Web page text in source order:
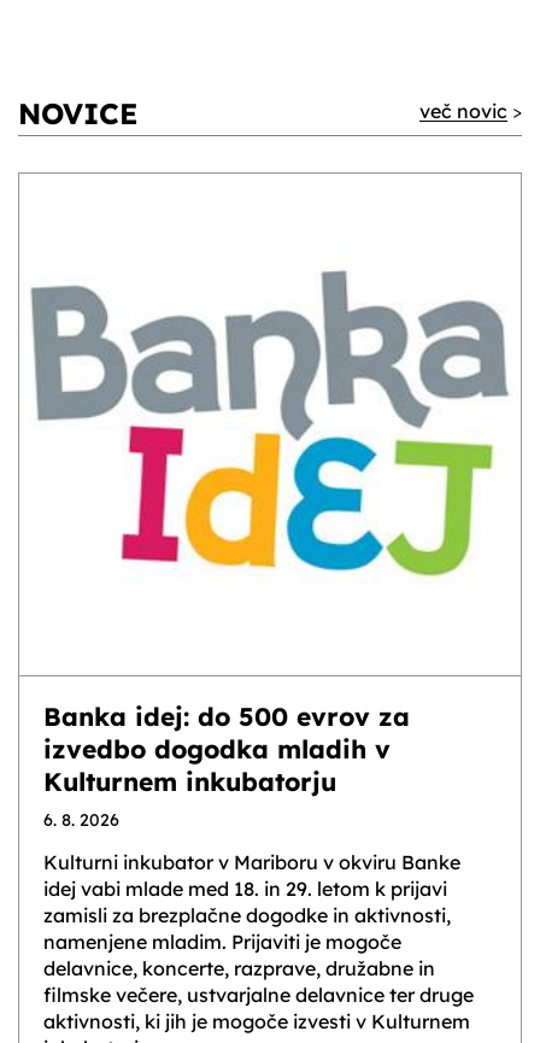
NOVICE več novic >
Banka idej: do 500 evrov za
izvedbo dogodka mladih v
Kulturnem inkubatorju
6. 8. 2026
Kulturni inkubator v Mariboru v okviru Banke
idej vabi mlade med 18. in 29. letom k prijavi
zamisli za brezplačne dogodke in aktivnosti,
namenjene mladim. Prijaviti je mogoče
delavnice, koncerte, razprave, družabne in
filmske večere, ustvarjalne delavnice ter druge
aktivnosti, ki jih je mogoče izvesti v Kulturnem